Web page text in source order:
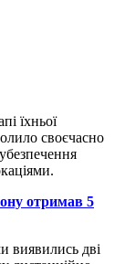
їхньої
своєчасно
отримав 5
виявились дві